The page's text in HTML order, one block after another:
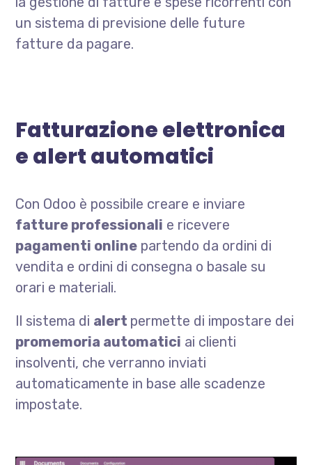
un sistema di previsione delle future
fatture da pagare.
Fatturazione elettronica
e alert automatici
Con Odoo è possibile creare e inviare
fatture professionali e ricevere
pagamenti online partendo da ordini di
vendita e ordini di consegna o basale su
orari e materiali.
Il sistema di alert permette di impostare dei
promemoria automatici ai clienti
insolventi, che verranno inviati
automaticamente in base alle scadenze
impostate.